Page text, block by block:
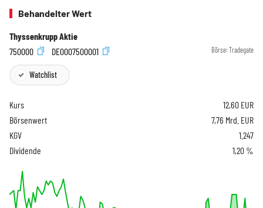
Behandelter Wert
Thyssenkrupp Aktie
750000
DE0007500001 Börse: Tradegate
Watchlist
Kurs 12,60 EUR
Börsenwert
7,76 Mrd. EUR
KGV
1.247
Dividende
1,20 %